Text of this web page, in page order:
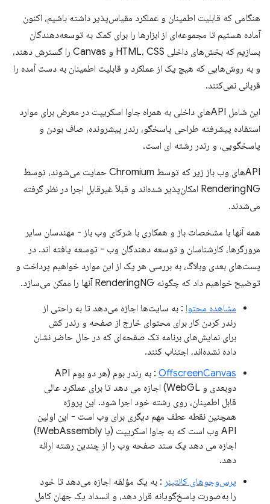
هنگامی که قابلیت اطمینان و عملکرد مقیاس‌پذیر داشته باشیم، اکنون
آماده هستیم تا مجموعه‌ای از ابزارها را برای کمک به توسعه‌دهندگان
بسازیم که بخش‌های داخلی HTML، CSS و Canvas را گسترش دهند،
و به روش‌هایی که هیچ یک از عملکرد و قابلیت اطمینان به دست آمده را
قربانی نمی‌کنند.
این شامل APIهای داخلی به همراه جاوا اسکریپت در معرض برای موارد
استفاده پیشرفته طراحی پاسخگو، رندر پیشرونده، صاف بودن و
پاسخگویی، و رندر رشته ای است.
APIهای وب باز زیر که توسط Chromium حمایت می‌شوند، توسط
RenderingNG امکان‌پذیر شده‌اند و قبلاً غیرقابل اجرا در نظر گرفته
می‌شدند.
همه آنها با مشخصات باز و همکاری با شرکای وب باز - مهندسان سایر
مرورگرها، کارشناسان و توسعه دهندگان وب - توسعه یافته اند. در
پست‌های بعدی وبلاگ، به بررسی هر یک از این موارد خواهیم پرداخت و
توضیح خواهیم داد که چگونه RenderingNG آنها را ممکن می‌سازد.
مشاهده محتوا : به سایت‌ها اجازه می‌دهد تا به راحتی از
رندر کردن کار برای محتوای خارج از صفحه و رندر کش
برای نمایش‌های برنامه تک صفحه‌ای که در حال حاضر نشان
داده نشده‌اند، اجتناب کنند.
OffscreenCanvas
: به رندر بوم (هر دو بوم API
دوبعدی و WebGL) اجازه می دهد تا برای عملکرد عالی
قابل اطمینان، روی رشته خود اجرا شود. این پروژه
همچنین نقطه عطف مهم دیگری برای وب است - این اولین
API وب است که به جاوا اسکریپت (یا WebAssembly!)
اجازه می دهد یک سند صفحه وب را از چندین رشته ارائه
دهد.
پرس‌وجوهای کانتینر : به یک مؤلفه اجازه می‌دهد تا خود
را به‌صورت پاسخ‌گویانه قرار دهد، و انسداد یک جهان کامل